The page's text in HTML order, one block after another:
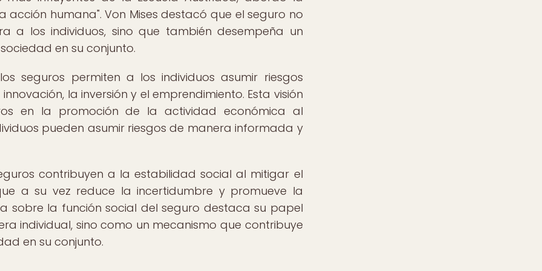
acción humana". Von Mises destacó que el seguro no
a los individuos, sino que también desempeña un
en su conjunto.
seguros permiten a los individuos asumir riesgos
la inversión y el emprendimiento. Esta visión
en la promoción de la actividad económica al
pueden asumir riesgos de manera informada y
contribuyen a la estabilidad social al mitigar el
a su vez reduce la incertidumbre y promueve la
sobre la función social del seguro destaca su papel
individual, sino como un mecanismo que contribuye
en su conjunto.